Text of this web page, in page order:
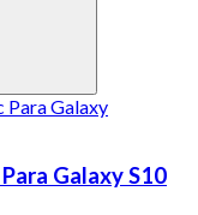
Galaxy S10